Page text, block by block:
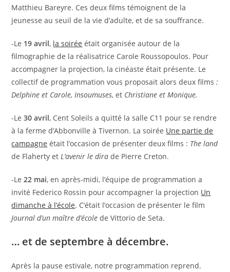
Matthieu Bareyre. Ces deux films témoignent de la
jeunesse au seuil de la vie d’adulte, et de sa souffrance.
-Le 19 avril, la soirée était organisée autour de la
filmographie de la réalisatrice Carole Roussopoulos. Pour
accompagner la projection, la cinéaste était présente. Le
collectif de programmation vous proposait alors deux films :
Delphine et Carole, Insoumuses, et Christiane et Monique.
-Le30 avril, Cent Soleils a quitté la salle C11 pour se rendre
à la ferme d’Abbonville à Tivernon. La soirée Une partie de
campagne était l’occasion de présenter deux films : The land
de Flaherty et L’avenir le dirade Pierre Creton.
-Le22 mai, en après-midi, l’équipe de programmation a
invité Federico Rossin pour accompagner la projection Un
dimanche à l’école. C’était l’occasion de présenter le film
Journal d’un maître d’école de Vittorio de Seta.
… et de septembre à décembre.
Après la pause estivale, notre programmation reprend.